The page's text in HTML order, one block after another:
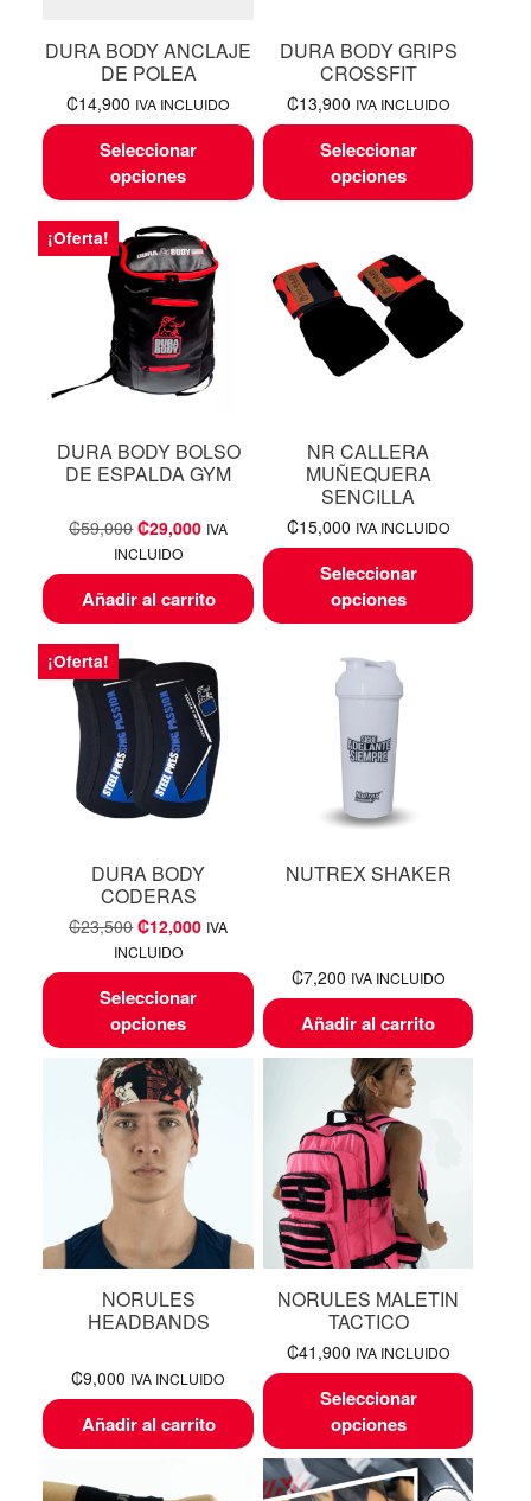
DURA BODY ANCLAJE
DE POLEA
₡14,900 IVA INCLUIDO
Seleccionar
opciones
DURA BODY GRIPS
CROSSFIT
₡13,900 IVA INCLUIDO
Seleccionar
opciones
¡Oferta!
DURA BODY BOLSO
DE ESPALDA GYM
₡59,000 ₡29,000 IVA
INCLUIDO
Añadir al carrito
NR CALLERA
MUÑEQUERA
SENCILLA
₡15,000 IVA INCLUIDO
Seleccionar
opciones
¡Oferta!
DURA BODY
CODERAS
₡23,500 ₡12,000 IVA
INCLUIDO
Seleccionar
opciones
NUTREX SHAKER
₡7,200 IVA INCLUIDO
Añadir al carrito
NORULES
HEADBANDS
₡9,000 IVA INCLUIDO
Añadir al carrito
NORULES MALETIN
TACTICO
₡41,900 IVA INCLUIDO
Seleccionar
opciones